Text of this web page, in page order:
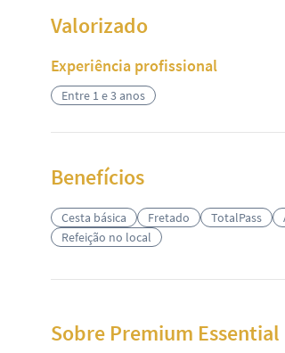
Valorizado
Experiência profissional
Entre 1 e 3 anos
Benefícios
Cesta básica Fretado TotalPass
Refeição no local
Sobre Premium